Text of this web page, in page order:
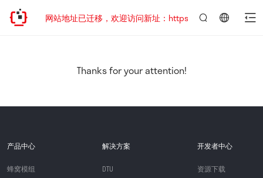
网站地址已迁移，欢迎访问新址：https://
Thanks for your attention!
产品中心
蜂窝模组
解决方案
DTU
开发者中心
资源下载